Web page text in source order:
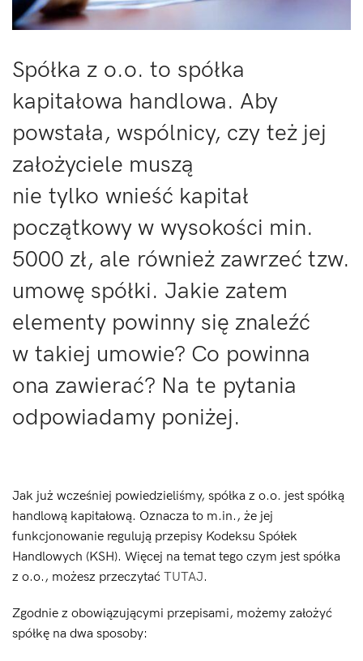
Spółka z o.o. to spółka
kapitałowa handlowa. Aby
powstała, wspólnicy, czy też jej
założyciele muszą
nie tylko wnieść kapitał
początkowy w wysokości min.
5000 zł, ale również zawrzeć tzw.
umowę spółki. Jakie zatem
elementy powinny się znaleźć
w takiej umowie? Co powinna
ona zawierać? Na te pytania
odpowiadamy poniżej.
Jak już wcześniej powiedzieliśmy, spółka z o.o. jest spółką
handlową kapitałową. Oznacza to m.in., że jej
funkcjonowanie regulują przepisy Kodeksu Spółek
Handlowych (KSH). Więcej na temat tego czym jest spółka
z o.o., możesz przeczytać TUTAJ.
Zgodnie z obowiązującymi przepisami, możemy założyć
spółkę na dwa sposoby: